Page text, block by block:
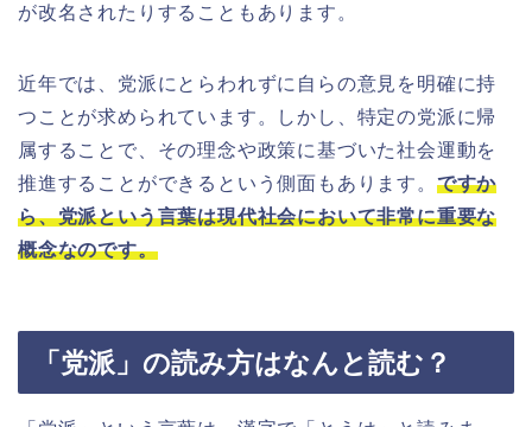
が改名されたりすることもあります。
近年では、党派にとらわれずに自らの意見を明確に持
つことが求められています。しかし、特定の党派に帰
属することで、その理念や政策に基づいた社会運動を
推進することができるという側面もあります。 ですか
ら、党派という言葉は現代社会において非常に重要な
概念なのです。
「党派」の読み方はなんと読む？